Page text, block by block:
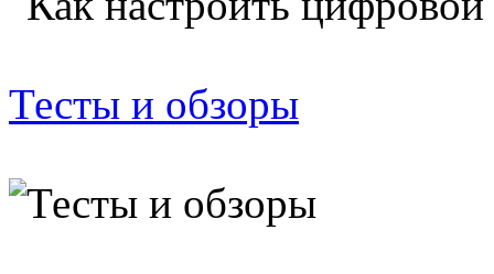
Тесты и обзоры